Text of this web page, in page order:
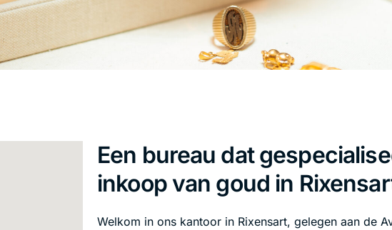
Een bureau dat
inkoop van goud in
Welkom in ons kantoor in Rixensart, gelegen aan de